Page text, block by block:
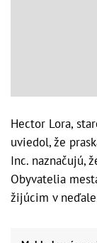
Hector Lora,
uviedol, že
Inc. naznačujú,
Obyvatelia
žijúcim v